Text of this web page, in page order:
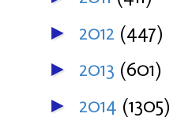
► 2012 (447)
► 2013 (601)
► 2014 (1305)